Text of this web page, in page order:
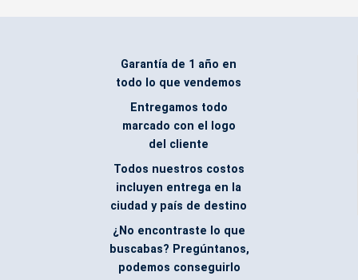
Garantía de 1 año en
todo lo que vendemos
Entregamos todo
marcado con el logo
del cliente
Todos nuestros costos
incluyen entrega en la
ciudad y país de destino
¿No encontraste lo que
buscabas? Pregúntanos,
podemos conseguirlo